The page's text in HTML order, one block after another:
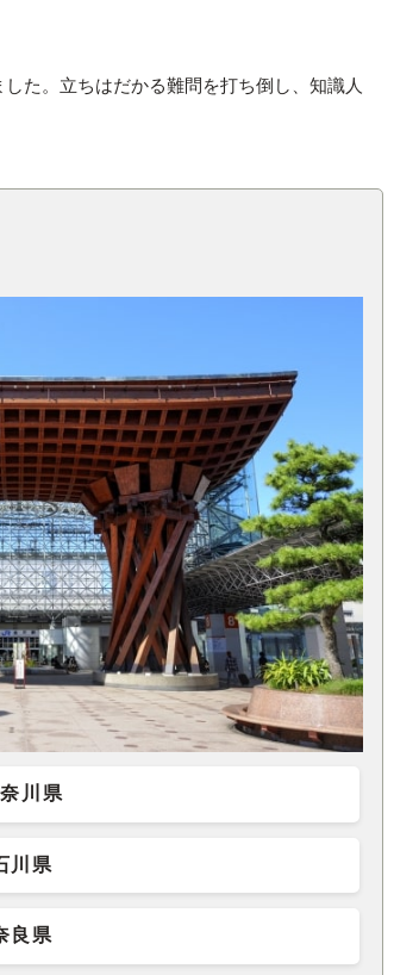
た。立ちはだかる難問を打ち倒し、知識人
川県
川県
良県